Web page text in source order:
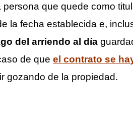
que quede como
la fecha establecida e,
del arriendo al día
de queel contrato se
gozando de la propiedad.